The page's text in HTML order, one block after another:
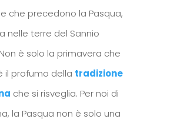
che precedono la Pasqua,
nelle terre del Sannio
è solo la primavera che
il profumo della tradizione
che si risveglia. Per noi di
la Pasqua non è solo una